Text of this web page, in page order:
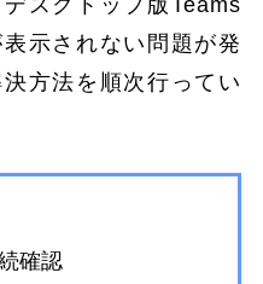
示されない問題が発
方法を順次行ってい
確認